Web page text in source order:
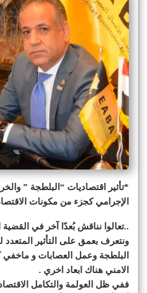
*تأثير اقتصاديات “البلطجة ”
الإجرامي كجزء من مكونات
..تعالوا نناقش بُعدًا آخر في
ونتعرف بعمق على التأثير المتعدد
البلطجة وعمل العصابات و
الامني هناك ابعاد اخري .
ففي ظل العولمة والتكامل